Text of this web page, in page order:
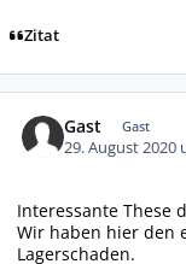
Zitat
Gast Gast
29. August 2020
Interessante These
Wir haben hier den
Lagerschaden.